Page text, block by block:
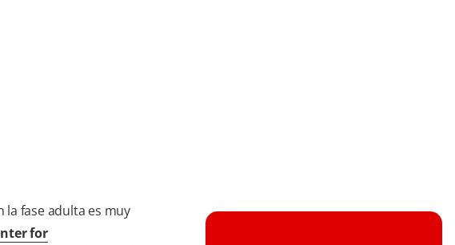
fase adulta es muy
for